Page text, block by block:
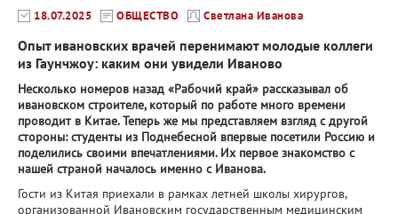
18.07.2025 ОБЩЕСТВО Светлана Иванова
Опыт ивановских врачей перенимают молодые коллеги
из Гаунчжоу: каким они увидели Иваново
Несколько номеров назад «Рабочий край» рассказывал об
ивановском строителе, который по работе много времени
проводит в Китае. Теперь же мы представляем взгляд с другой
стороны: студенты из Поднебесной впервые посетили Россию и
поделились своими впечатлениями. Их первое знакомство с
нашей страной началось именно с Иванова.
Гости из Китая приехали в рамках летней школы хирургов,
организованной Ивановским государственным медицинским